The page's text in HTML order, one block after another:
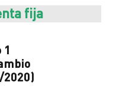
fija
1
2020)